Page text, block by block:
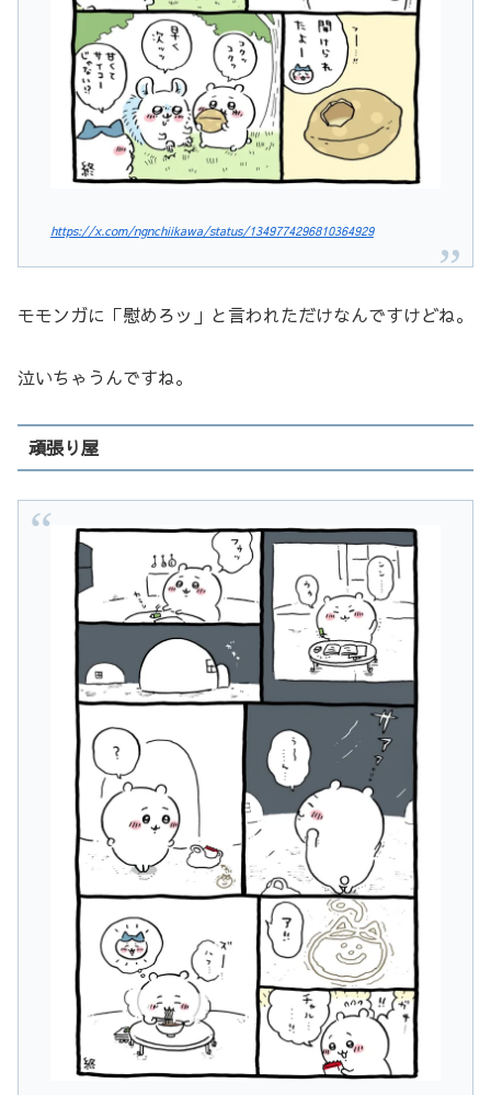
https://x.com/ngnchiikawa/status/1349774296810364929
モモンガに「慰めろッ」と言われただけなんですけどね。
泣いちゃうんですね。
頑張り屋